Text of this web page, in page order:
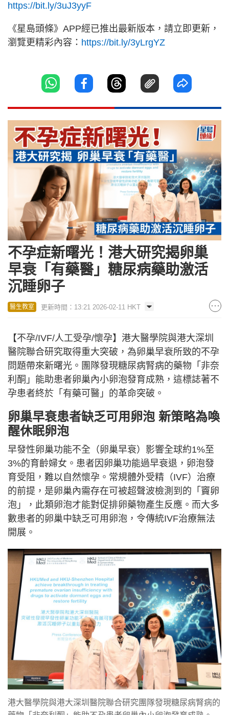
https://bit.ly/3uJ3yyF
《星島頭條》APP經已推出最新版本，請立即更新，
瀏覽更精彩內容： https://bit.ly/3yLrgYZ
不孕症新曙光！港大研究揭卵巢
早衰「有藥醫」糖尿病藥助激活
沉睡卵子
醫生教室 更新時間：13:21 2026-02-11 HKT
【不孕/IVF/人工受孕/懷孕】港大醫學院與港大深圳
醫院聯合研究取得重大突破，為卵巢早衰所致的不孕
問題帶來新曙光。團隊發現糖尿病腎病的藥物「非奈
利酮」能助患者卵巢內小卵泡發育成熟，這標誌著不
孕患者終於「有藥可醫」的革命突破。
卵巢早衰患者缺乏可用卵泡 新策略為喚
醒休眠卵泡
早發性卵巢功能不全（卵巢早衰）影響全球約1%至
3%的育齡婦女。患者因卵巢功能過早衰退，卵泡發
育受阻，難以自然懷孕。常規體外受精（IVF）治療
的前提，是卵巢內需存在可被超聲波檢測到的「竇卵
泡」，此類卵泡才能對促排卵藥物產生反應。而大多
數患者的卵巢中缺乏可用卵泡，令傳統IVF治療無法
開展。
港大醫學院與港大深圳醫院聯合研究團隊發現糖尿病腎病的